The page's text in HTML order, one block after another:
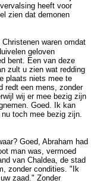
heeft voor
zien dat demonen
waren omdat
geloven
bent. Een van deze
zult u zien wat redding
plaats niets mee te
redt een mens, zonder
wij er mee bezig zijn
Goed. Ik kan
toch mee bezig zijn.
Goed, Abraham had
man was, vermoed
van Chaldea, de stad
zonder condities. "Ik
zaad." Zonder